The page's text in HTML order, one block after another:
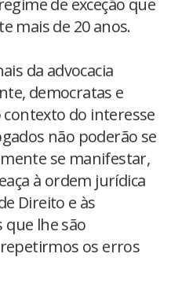
de exceção que
mais de 20 anos.
da advocacia
democratas e
do interesse
não poderão se
se manifestar,
à ordem jurídica
Direito e às
lhe são
os erros